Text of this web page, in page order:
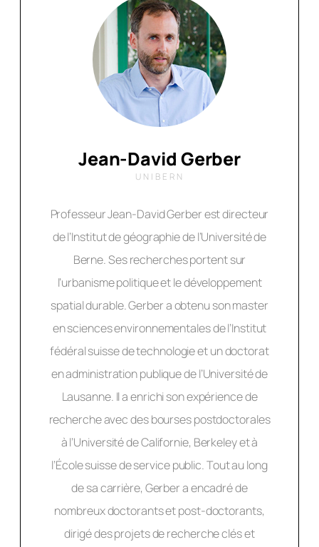
Jean-David Gerber
UNIBERN
Professeur Jean-David Gerber est directeur
de l’Institut de géographie de l’Université de
Berne. Ses recherches portent sur
l’urbanisme politique et le développement
spatial durable. Gerber a obtenu son master
en sciences environnementales de l’Institut
fédéral suisse de technologie et un doctorat
en administration publique de l’Université de
Lausanne. Il a enrichi son expérience de
recherche avec des bourses postdoctorales
à l’Université de Californie, Berkeley et à
l’École suisse de service public. Tout au long
de sa carrière, Gerber a encadré de
nombreux doctorants et post-doctorants,
dirigé des projets de recherche clés et